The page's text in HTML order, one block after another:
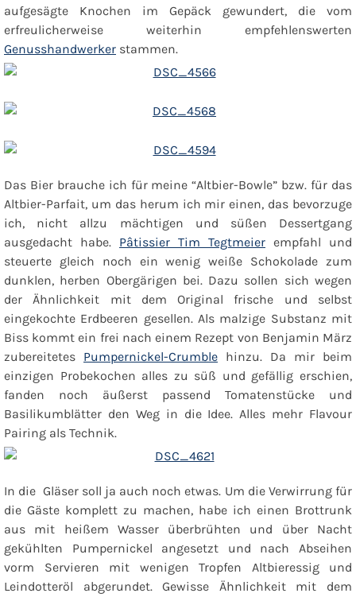
aufgesägte Knochen im Gepäck gewundert, die vom
erfreulicherweise weiterhin empfehlenswerten
Genusshandwerker stammen.
Das Bier brauche ich für meine “Altbier-Bowle” bzw. für das
Altbier-Parfait, um das herum ich mir einen, das bevorzuge
ich, nicht allzu mächtigen und süßen Dessertgang
ausgedacht habe. Pâtissier Tim Tegtmeier empfahl und
steuerte gleich noch ein wenig weiße Schokolade zum
dunklen, herben Obergärigen bei. Dazu sollen sich wegen
der Ähnlichkeit mit dem Original frische und selbst
eingekochte Erdbeeren gesellen. Als malzige Substanz mit
Biss kommt ein frei nach einem Rezept von Benjamin März
zubereitetes Pumpernickel-Crumble hinzu. Da mir beim
einzigen Probekochen alles zu süß und gefällig erschien,
fanden noch äußerst passend Tomatenstücke und
Basilikumblätter den Weg in die Idee. Alles mehr Flavour
Pairing als Technik.
In die Gläser soll ja auch noch etwas. Um die Verwirrung für
die Gäste komplett zu machen, habe ich einen Brottrunk
aus mit heißem Wasser überbrühten und über Nacht
gekühlten Pumpernickel angesetzt und nach Abseihen
vorm Servieren mit wenigen Tropfen Altbieressig und
Leindotteröl abgerundet. Gewisse Ähnlichkeit mit dem